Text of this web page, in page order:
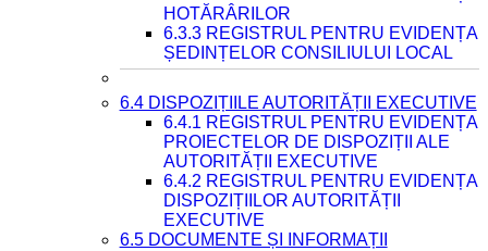
HOTĂRÂRILOR
6.3.3 REGISTRUL PENTRU EVIDENȚA
ȘEDINȚELOR CONSILIULUI LOCAL
6.4 DISPOZIȚIILE AUTORITĂȚII EXECUTIVE
6.4.1 REGISTRUL PENTRU EVIDENȚA
PROIECTELOR DE DISPOZIȚII ALE
AUTORITĂȚII EXECUTIVE
6.4.2 REGISTRUL PENTRU EVIDENȚA
DISPOZIȚIILOR AUTORITĂȚII
EXECUTIVE
6.5 DOCUMENTE ȘI INFORMAȚII